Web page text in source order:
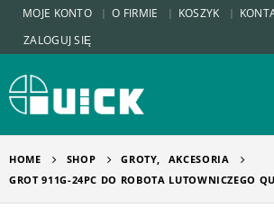
MOJE KONTO O FIRMIE KOSZYK
ZALOGUJ SIĘ
HOME SHOP GROTY,
AKCESORIA
GROT 911G-24PC DO ROBOTA LUTOWNICZEGO